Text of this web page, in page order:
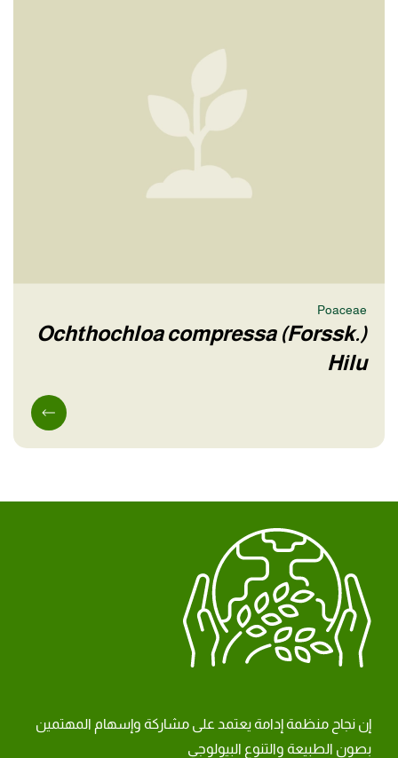
Poaceae
Ochthochloa compressa (Forssk.)
Hilu
إن نجاح منظمة إدامة يعتمد على مشاركة وإسهام المهتمين
بصون الطبيعة والتنوع البيولوجي